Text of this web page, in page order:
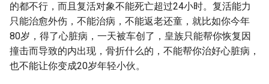
的都不行，而且复活对象不能死亡超过24小时。复活能力
只能治愈外伤，不能治病，不能返老还童，就比如你今年
80岁，得了心脏病，一天被车创了，皇族只能帮你恢复因
撞击而导致的内出现，骨折什么的，不能帮你治好心脏病，
也不能让你变成20岁年轻小伙。